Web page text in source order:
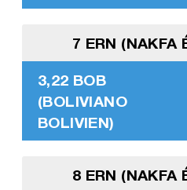
7 ERN (NAKFA
3,22 BOB
(BOLIVIANO
BOLIVIEN)
8 ERN (NAKFA